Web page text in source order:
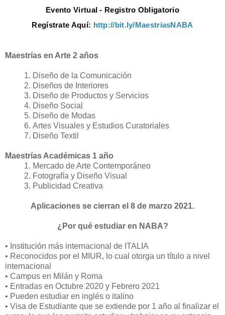
Evento Virtual - Registro Obligatorio
Regístrate Aquí: http://bit.ly/MaestriasNABA
Maestrías en Arte 2 años
Diseño de la Comunicación
Diseños de Interiores
Diseño de Productos y Servicios
Diseño Social
Diseño de Modas
Artes Visuales y Estudios Curatoriales
Diseño Textil
Maestrías Académicas 1 año
Mercado de Arte Contemporáneo
Fotografía y Diseño Visual
Publicidad Creativa
Aplicaciones se cierran el 8 de marzo 2021.
¿Por qué estudiar en NABA?
• Institución más internacional de ITALIA
• Reconocidos por el MIUR, lo cual otorga un título a nivel
internacional
• Campus en Milán y Roma
• Entradas en Octubre 2020 y Febrero 2021
• Pueden estudiar en inglés o italino
• Visa de Estudiante que se extiende por 1 año al finalizar el